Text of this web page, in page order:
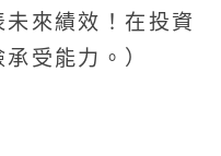
來績效！在投資
受能力。）